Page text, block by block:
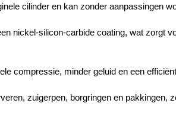
cilinder en kan zonder aanpassingen
nickel-silicon-carbide coating, wat zorgt
compressie, minder geluid en een
zuigerpen, borgringen en pakkingen,